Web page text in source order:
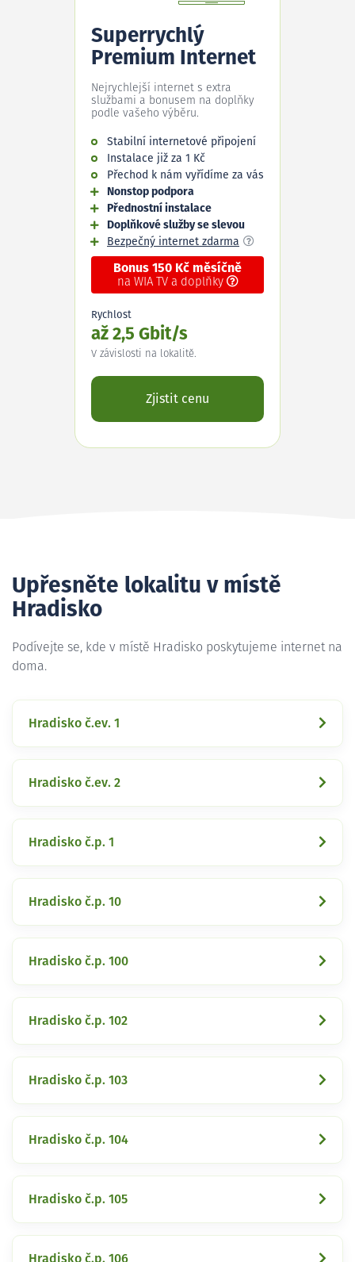
Superrychlý
Premium Internet
Nejrychlejší internet s extra
službami a bonusem na doplňky
podle vašeho výběru.
Stabilní internetové připojení
Instalace již za 1 Kč
Přechod k nám vyřídíme za vás
Nonstop podpora
Přednostní instalace
Doplňkové služby se slevou
Bezpečný internet zdarma
Bonus 150 Kč měsíčně
na WIA TV a doplňky
Rychlost
až 2,5 Gbit/s
V závislosti na lokalitě.
Zjistit cenu
Upřesněte lokalitu v místě
Hradisko
Podívejte se, kde v místě Hradisko poskytujeme internet na
doma.
Hradisko č.ev. 1
Hradisko č.ev. 2
Hradisko č.p. 1
Hradisko č.p. 10
Hradisko č.p. 100
Hradisko č.p. 102
Hradisko č.p. 103
Hradisko č.p. 104
Hradisko č.p. 105
Hradisko č.p. 106